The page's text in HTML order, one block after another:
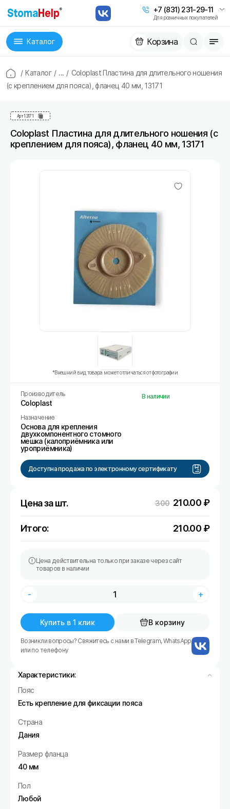
+7 (831) 231-29-11
Для розничных покупателей
Каталог Корзина
/ Каталог / ... / Coloplast Пластина для длительного ношения
(с креплением для пояса), фланец 40 мм, 13171
Арт13171
Coloplast Пластина для длительного ношения (с
креплением для пояса), фланец 40 мм, 13171
*Внешний вид товара может отличаться от фотографии
Производитель
Coloplast
Назначение
Основа для крепления
двухкомпонентного стомного
мешка (калоприёмника или
уроприёмника)
В наличии
Доступна продажа по электронному сертификату
Цена за шт. 300 210.00 ₽
Итого: 210.00 ₽
Цена действительна только при заказе через сайт
товаров в наличии
- +
Купить в 1 клик В корзину
Возникли вопросы? Свяжитесь с нами в Telegram, WhatsApp
или по телефону
Характеристики:
Пояс
Есть крепление для фиксации пояса
Страна
Дания
Размер фланца
40 мм
Пол
Любой